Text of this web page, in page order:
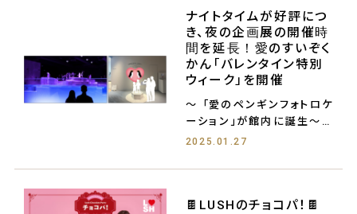
ナイトタイムが好評につ
き、夜の企画展の開催時
間を延長！愛のすいぞく
かん「バレンタイン特別
ウィーク」を開催
〜 「愛のペンギンフォトロケ
ーション」が館内に誕生〜
札幌狸
2025.01.27
🍫LUSHのチョコパ！🍫